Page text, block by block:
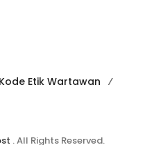
Kode Etik Wartawan
. All Rights Reserved.